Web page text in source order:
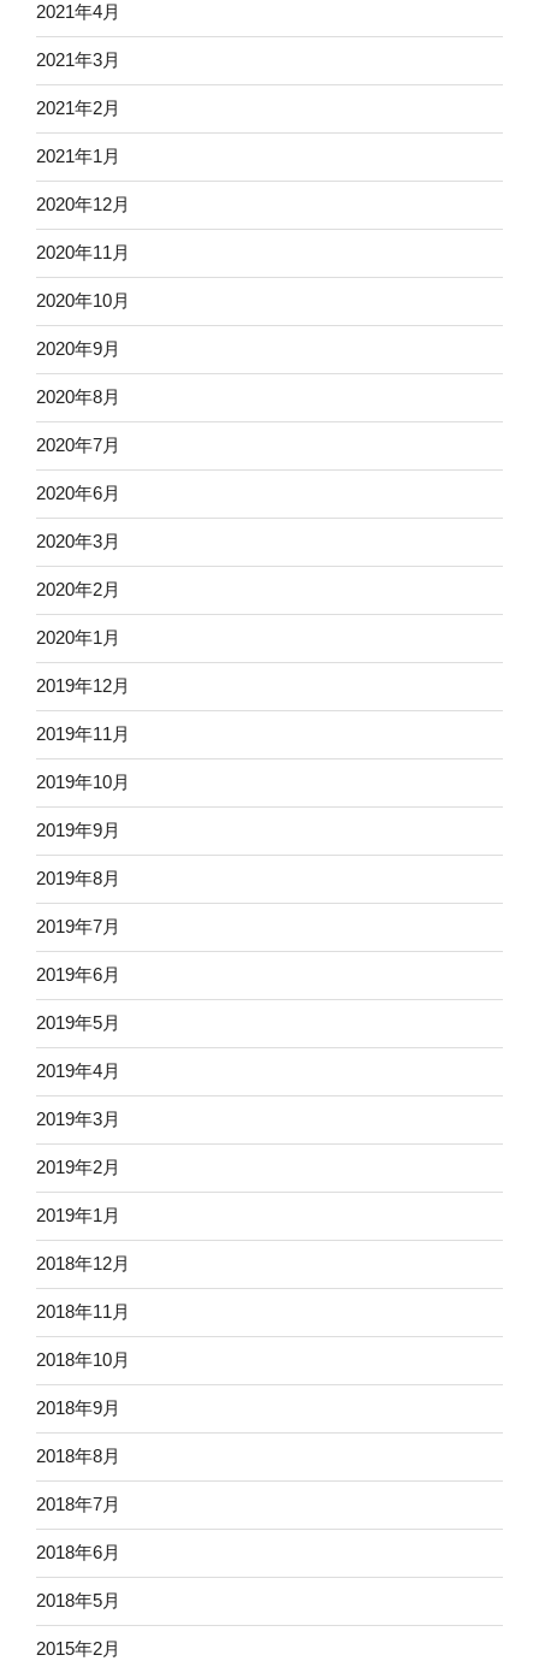
2021年4月
2021年3月
2021年2月
2021年1月
2020年12月
2020年11月
2020年10月
2020年9月
2020年8月
2020年7月
2020年6月
2020年3月
2020年2月
2020年1月
2019年12月
2019年11月
2019年10月
2019年9月
2019年8月
2019年7月
2019年6月
2019年5月
2019年4月
2019年3月
2019年2月
2019年1月
2018年12月
2018年11月
2018年10月
2018年9月
2018年8月
2018年7月
2018年6月
2018年5月
2015年2月